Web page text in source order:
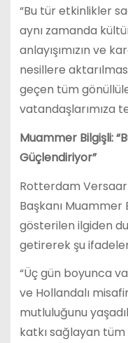
“Bu tür etkinlikler
aynı zamanda
anlayışımızın ve
nesillere
geçen tüm
vatandaşlarımıza
Muammer Bilgişli:
Güçlendiriyor”
Rotterdam
Başkanı Muammer
gösterilen ilgiden
getirerek şu
“Üç gün boyunca
ve Hollandalı
mutluluğunu
katkı sağlayan